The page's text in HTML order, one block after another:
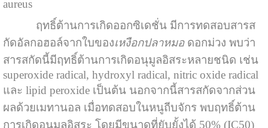
aureus
ฤทธิ์ต้านการเกิดออกซิเดชั่น มีการทดสอบสารส
กัดอัลกอฮอล์จากใบของเหงือกปลาหมอดอกม่วง พบว่า
สารสกัดนี้มีฤทธิ์ต้านการเกิดอนุมูลอิสระหลายชนิด เช่น
superoxide radical, hydroxyl radical, nitric oxide radical
และ lipid peroxide เป็นต้น นอกจากนี้สารสกัดจากส่วน
ผลด้วยเมทานอล เมื่อทดสอบในหนูถีบจักร พบฤทธิ์ต้าน
การเกิดอนุมูลอิสระ โดยมีขนาดที่ยับยั้งได้ 50% (IC50)